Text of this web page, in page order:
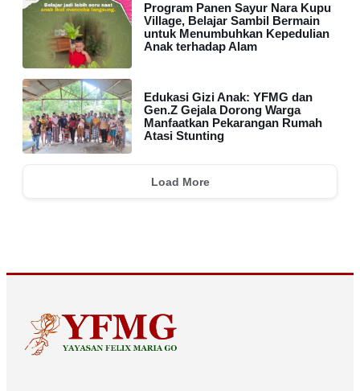
Program Panen Sayur Nara Kupu
Village, Belajar Sambil Bermain
untuk Menumbuhkan Kepedulian
Anak terhadap Alam
Edukasi Gizi Anak: YFMG dan
Gen.Z Gejala Dorong Warga
Manfaatkan Pekarangan Rumah
Atasi Stunting
Load More